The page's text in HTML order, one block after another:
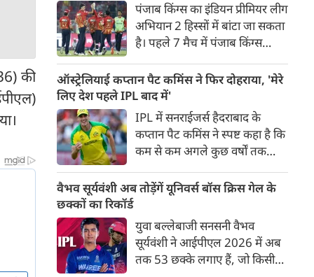
की
पंजाब किंग्स का इंडियन प्रीमियर लीग
अभियान 2 हिस्सों में बांटा जा सकता
है। पहले 7 मैच में पंजाब किंग्स
उसे हार का सामना करना पड़ा इसके
बाद अंतिम मैच वह जरूर जीती
लेकिन तब तक उसकी किस्मत
लखनऊ के हाथ लिखी गई थी।
ऑस्ट्रेलियाई कप्तान पैट कमिंस ने फिर दोहराया, 'मेरे
लिए देश पहले IPL बाद में'
IPL में सनराईजर्स हैदराबाद के
कप्तान पैट कमिंस ने स्पष्ट कहा है कि
कम से कम अगले कुछ वर्षों तक
प्राथमिकता होगी। यह बयान उस चर्चा
के बीच आया है, जिसमें कहा जा रहा
है कि ऑस्ट्रेलिया के कुछ बड़े खिलाड़ी
IPL से आगे बढ़कर अन्य फ्रेंचाइजी
क्रिकेट खेलने के लिए राष्ट्रीय टीम से
दूरी बना सकते हैं।
वैभव सूर्यवंशी अब तोड़ेंगें यूनिवर्स बॉस क्रिस गेल के
छक्कों का रिकॉर्ड
युवा बल्लेबाजी सनसनी वैभव
सूर्यवंशी ने आईपीएल 2026 में अब
तक 53 छक्के लगाए हैं, जो किसी